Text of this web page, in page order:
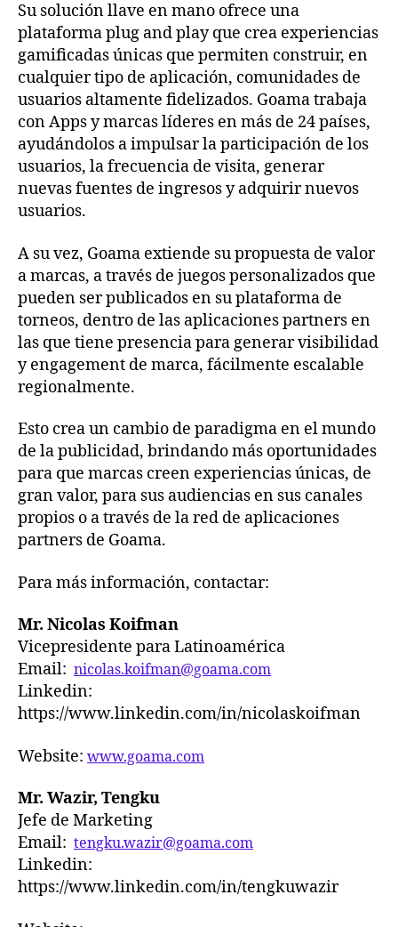
Su solución llave en mano ofrece una
plataforma plug and play que crea experiencias
gamificadas únicas que permiten construir, en
cualquier tipo de aplicación, comunidades de
usuarios altamente fidelizados. Goama trabaja
con Apps y marcas líderes en más de 24 países,
ayudándolos a impulsar la participación de los
usuarios, la frecuencia de visita, generar
nuevas fuentes de ingresos y adquirir nuevos
usuarios.
A su vez, Goama extiende su propuesta de valor
a marcas, a través de juegos personalizados que
pueden ser publicados en su plataforma de
torneos, dentro de las aplicaciones partners en
las que tiene presencia para generar visibilidad
y engagement de marca, fácilmente escalable
regionalmente.
Esto crea un cambio de paradigma en el mundo
de la publicidad, brindando más oportunidades
para que marcas creen experiencias únicas, de
gran valor, para sus audiencias en sus canales
propios o a través de la red de aplicaciones
partners de Goama.
Para más información, contactar:
Mr. Nicolas Koifman
Vicepresidente para Latinoamérica
Email: nicolas.koifman@goama.com
Linkedin:
https://www.linkedin.com/in/nicolaskoifman
Website: www.goama.com
Mr. Wazir, Tengku
Jefe de Marketing
Email: tengku.wazir@goama.com
Linkedin:
https://www.linkedin.com/in/tengkuwazir